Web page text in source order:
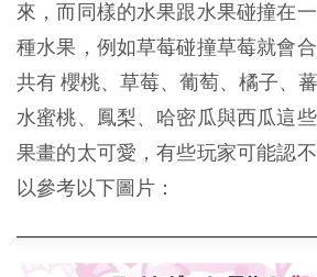
來，而同樣的水果跟水果碰撞在
種水果，例如草莓碰撞草莓就會
共有 櫻桃、草莓、葡萄、橘子、
水蜜桃、鳳梨、哈密瓜與西瓜這
果畫的太可愛，有些玩家可能認
以參考以下圖片：